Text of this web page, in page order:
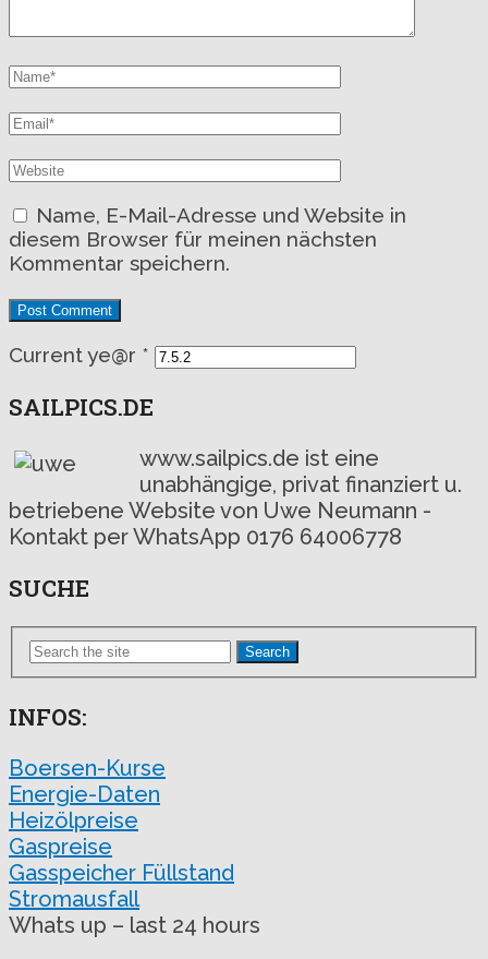
Name, E-Mail-Adresse und Website in
diesem Browser für meinen nächsten
Kommentar speichern.
Current ye@r *
SAILPICS.DE
www.sailpics.de ist eine
unabhängige, privat finanziert u.
betriebene Website von Uwe Neumann -
Kontakt per WhatsApp 0176 64006778
SUCHE
Search
INFOS:
Boersen-Kurse
Energie-Daten
Heizölpreise
Gaspreise
Gasspeicher Füllstand
Stromausfall
Whats up – last 24 hours